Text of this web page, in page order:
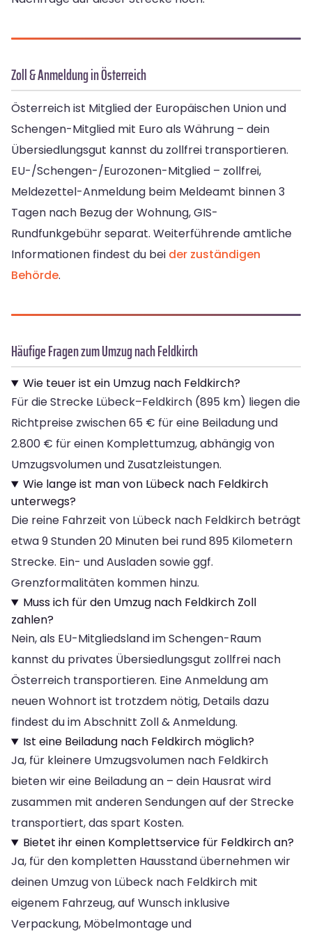
Zoll & Anmeldung in Österreich
Österreich ist Mitglied der Europäischen Union und
Schengen-Mitglied mit Euro als Währung – dein
Übersiedlungsgut kannst du zollfrei transportieren.
EU-/Schengen-/Eurozonen-Mitglied – zollfrei,
Meldezettel-Anmeldung beim Meldeamt binnen 3
Tagen nach Bezug der Wohnung, GIS-
Rundfunkgebühr separat. Weiterführende amtliche
Informationen findest du bei der zuständigen
Behörde.
Häufige Fragen zum Umzug nach Feldkirch
Wie teuer ist ein Umzug nach Feldkirch?
Für die Strecke Lübeck–Feldkirch (895 km) liegen die
Richtpreise zwischen 65 € für eine Beiladung und
2.800 € für einen Komplettumzug, abhängig von
Umzugsvolumen und Zusatzleistungen.
Wie lange ist man von Lübeck nach Feldkirch
unterwegs?
Die reine Fahrzeit von Lübeck nach Feldkirch beträgt
etwa 9 Stunden 20 Minuten bei rund 895 Kilometern
Strecke. Ein- und Ausladen sowie ggf.
Grenzformalitäten kommen hinzu.
Muss ich für den Umzug nach Feldkirch Zoll
zahlen?
Nein, als EU-Mitgliedsland im Schengen-Raum
kannst du privates Übersiedlungsgut zollfrei nach
Österreich transportieren. Eine Anmeldung am
neuen Wohnort ist trotzdem nötig, Details dazu
findest du im Abschnitt Zoll & Anmeldung.
Ist eine Beiladung nach Feldkirch möglich?
Ja, für kleinere Umzugsvolumen nach Feldkirch
bieten wir eine Beiladung an – dein Hausrat wird
zusammen mit anderen Sendungen auf der Strecke
transportiert, das spart Kosten.
Bietet ihr einen Komplettservice für Feldkirch an?
Ja, für den kompletten Hausstand übernehmen wir
deinen Umzug von Lübeck nach Feldkirch mit
eigenem Fahrzeug, auf Wunsch inklusive
Verpackung, Möbelmontage und